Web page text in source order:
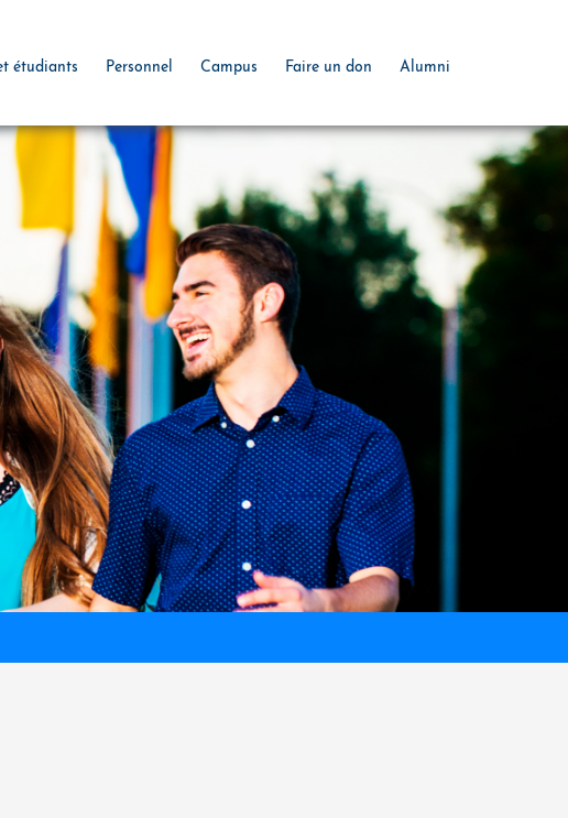
étudiants Personnel Campus Faire un don Alumni